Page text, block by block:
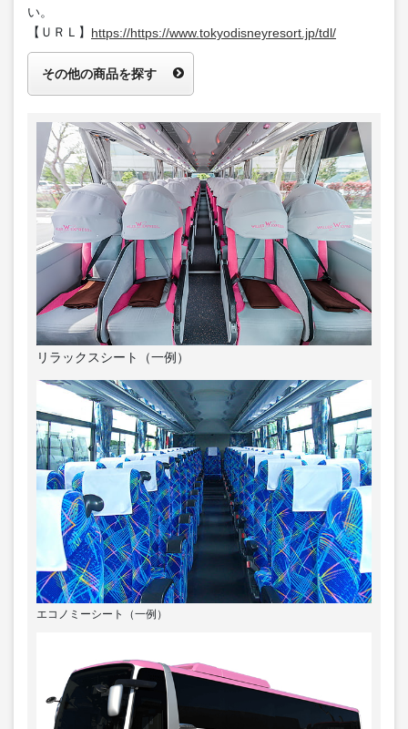
い。
【ＵＲＬ】 https://https://www.tokyodisneyresort.jp/tdl/
その他の商品を探す
リラックスシート（一例）
エコノミーシート（一例）